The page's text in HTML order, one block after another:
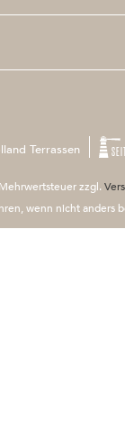
Terrassen
zzgl.
wenn nicht anders